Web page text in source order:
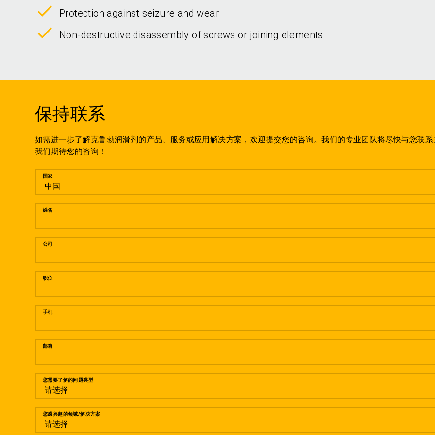
Protection against seizure and wear
Non-destructive disassembly of screws or joining elements
保持联系
如需进一步了解克鲁勃润滑剂的产品、服务或应用解决方案，欢迎提交您的咨询。我们的专业团队将尽快与您联系
我们期待您的咨询！
留言
国家
姓名
公司
职位
手机
邮箱
您需要了解的问题类型
您感兴趣的领域/解决方案